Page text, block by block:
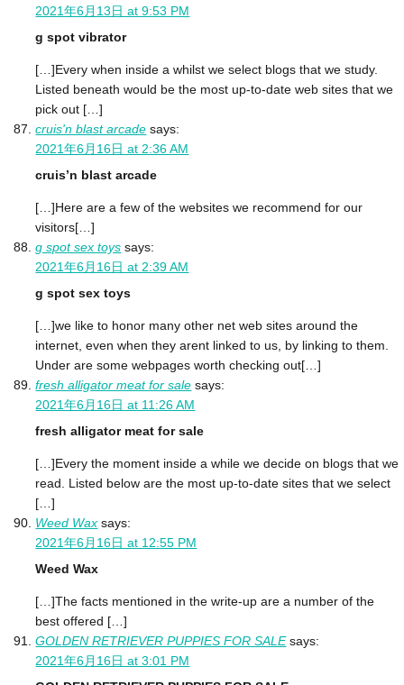
2021年6月13日 at 9:53 PM
g spot vibrator
[…]Every when inside a whilst we select blogs that we study.
Listed beneath would be the most up-to-date web sites that we
pick out […]
cruis'n blast arcade says:
2021年6月16日 at 2:36 AM
cruis’n blast arcade
[…]Here are a few of the websites we recommend for our
visitors[…]
g spot sex toys says:
2021年6月16日 at 2:39 AM
g spot sex toys
[…]we like to honor many other net web sites around the
internet, even when they arent linked to us, by linking to them.
Under are some webpages worth checking out[…]
fresh alligator meat for sale says:
2021年6月16日 at 11:26 AM
fresh alligator meat for sale
[…]Every the moment inside a while we decide on blogs that we
read. Listed below are the most up-to-date sites that we select
[…]
Weed Wax says:
2021年6月16日 at 12:55 PM
Weed Wax
[…]The facts mentioned in the write-up are a number of the
best offered […]
GOLDEN RETRIEVER PUPPIES FOR SALE says:
2021年6月16日 at 3:01 PM